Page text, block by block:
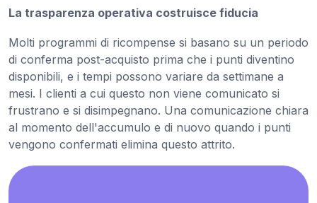
La trasparenza operativa costruisce fiducia
Molti programmi di ricompense si basano su un periodo
di conferma post-acquisto prima che i punti diventino
disponibili, e i tempi possono variare da settimane a
mesi. I clienti a cui questo non viene comunicato si
frustrano e si disimpegnano. Una comunicazione chiara
al momento dell'accumulo e di nuovo quando i punti
vengono confermati elimina questo attrito.